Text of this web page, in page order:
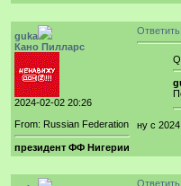
guka
Кано Пилларс
2024-02-02 20:26
From: Russian Federation
президент ФФ Нигерии
Ответить
ну с
Ответить